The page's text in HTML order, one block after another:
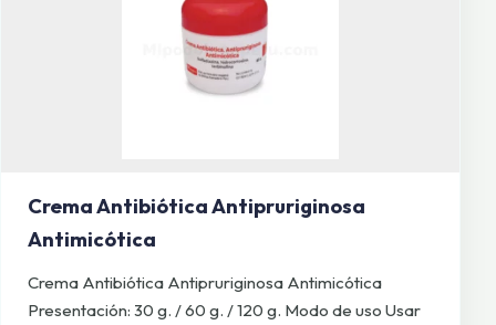
Crema Antibiótica Antipruriginosa
Antimicótica
Crema Antibiótica Antipruriginosa Antimicótica
Presentación: 30 g. / 60 g. / 120 g. Modo de uso Usar